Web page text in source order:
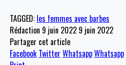
TAGGED: les femmes avec barbes
Rédaction 9 juin 2022 9 juin 2022
Partager cet article
Facebook Twitter WhatsappWhatsapp